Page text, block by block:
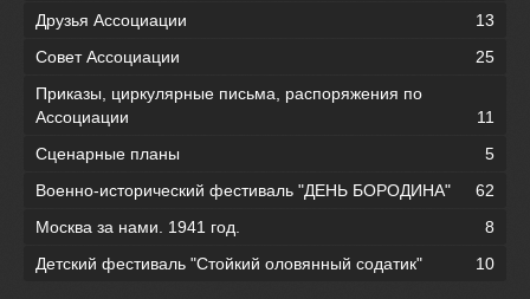
Друзья Ассоциации
13
Совет Ассоциации
25
Приказы, циркулярные письма, распоряжения по
Ассоциации
11
Сценарные планы
5
Военно-исторический фестиваль "ДЕНЬ БОРОДИНА"
62
Москва за нами. 1941 год.
8
Детский фестиваль "Стойкий оловянный содатик"
10